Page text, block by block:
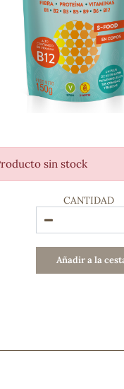
Hierro
Deporte
Digestivos
Circulatorio,
Superalimentos
Proteína
Energía
COSMÉTICA E
Cremas,
Hombre
Higiene personal
Labiales
Aceites
Aceites
sin stock
CANTIDAD
Añadir a la